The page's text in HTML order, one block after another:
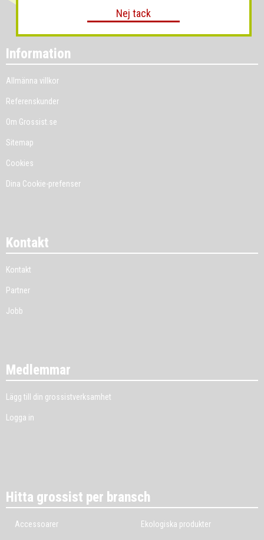
Information
Allmänna villkor
Referenskunder
Om Grossist.se
Sitemap
Cookies
Dina Cookie-prefenser
Kontakt
Kontakt
Partner
Jobb
Medlemmar
Lägg till din grossistverksamhet
Logga in
Hitta grossist per bransch
Accessoarer Ekologiska produkter
Nej tack